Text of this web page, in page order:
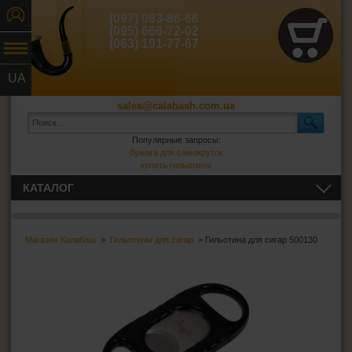
UA
(097) 083-86-66
(095) 666-72-02
(063) 191-77-67
sales@calabash.com.ua
Популярные запросы:
бумага для самокруток
купить гильотины
Магазин Калабаш > Гильотины для сигар > Гильотина для сигар 500130
КАТАЛОГ
Гильотины для сигар